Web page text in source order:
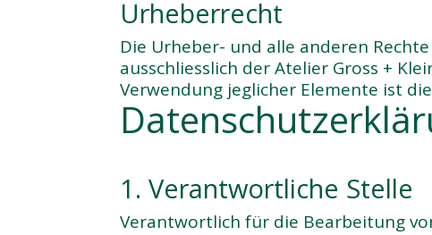
Urheberrecht
Die Urheber- und alle anderen
ausschliesslich der Atelier Gross +
Verwendung jeglicher Elemente ist
1. Verantwortliche Stelle
Verantwortlich für die Bearbeitung